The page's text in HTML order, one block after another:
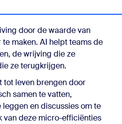
door de waarde van
maken. AI helpt teams de
de wrijving die ze
ze terugkrijgen.
tot leven brengen door
samen te vatten,
en discussies om te
van deze micro-efficiënties